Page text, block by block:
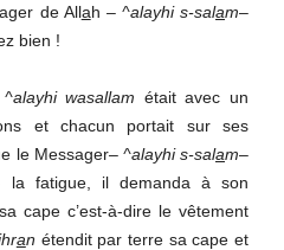
de Allah – ^alayhi s-salam–
bien !
wasallam était avec un
et chacun portait sur ses
le Messager– ^alayhi s-salam–
fatigue, il demanda à son
cape c’est-à-dire le vêtement
an étendit par terre sa cape et